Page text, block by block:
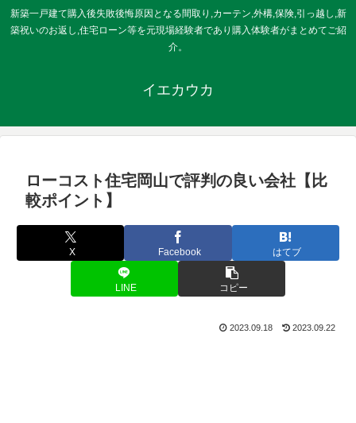
新築一戸建て購入後失敗後悔原因となる間取り,カーテン,外構,保険,引っ越し,新
築祝いのお返し,住宅ローン等を元現場経験者であり購入体験者がまとめてご紹
介。
イエカウカ
ローコスト住宅岡山で評判の良い会社【比
較ポイント】
X Facebook はてブ
LINE コピー
2023.09.18 2023.09.22